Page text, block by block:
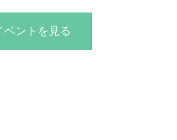
ベントを見る